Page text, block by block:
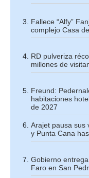
Fallece “Alfy”
complejo Casa
RD pulveriza
millones de
Freund:
habitaciones
de 2027
Arajet pausa sus
y Punta Cana
Gobierno
Faro en San